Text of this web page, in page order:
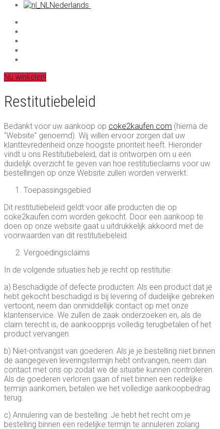
MDMA
Nederlands
Polski
Português
Español
Nu winkelen!
Restitutiebeleid
Bedankt voor uw aankoop op coke2kaufen.com (hierna de
"Website" genoemd). Wij willen ervoor zorgen dat uw
klanttevredenheid onze hoogste prioriteit heeft. Hieronder
vindt u ons Restitutiebeleid, dat is ontworpen om u een
duidelijk overzicht te geven van hoe restitutieclaims voor uw
bestellingen op onze Website zullen worden verwerkt.
Toepassingsgebied
Dit restitutiebeleid geldt voor alle producten die op
coke2kaufen.com worden gekocht. Door een aankoop te
doen op onze website gaat u uitdrukkelijk akkoord met de
voorwaarden van dit restitutiebeleid.
Vergoedingsclaims
In de volgende situaties heb je recht op restitutie:
a) Beschadigde of defecte producten: Als een product dat je
hebt gekocht beschadigd is bij levering of duidelijke gebreken
vertoont, neem dan onmiddellijk contact op met onze
klantenservice. We zullen de zaak onderzoeken en, als de
claim terecht is, de aankoopprijs volledig terugbetalen of het
product vervangen.
b) Niet-ontvangst van goederen: Als je je bestelling niet binnen
de aangegeven leveringstermijn hebt ontvangen, neem dan
contact met ons op zodat we de situatie kunnen controleren.
Als de goederen verloren gaan of niet binnen een redelijke
termijn aankomen, betalen we het volledige aankoopbedrag
terug.
c) Annulering van de bestelling: Je hebt het recht om je
bestelling binnen een redelijke termijn te annuleren zolang